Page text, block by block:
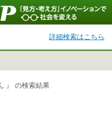
詳細検索はこちら
』 の検索結果